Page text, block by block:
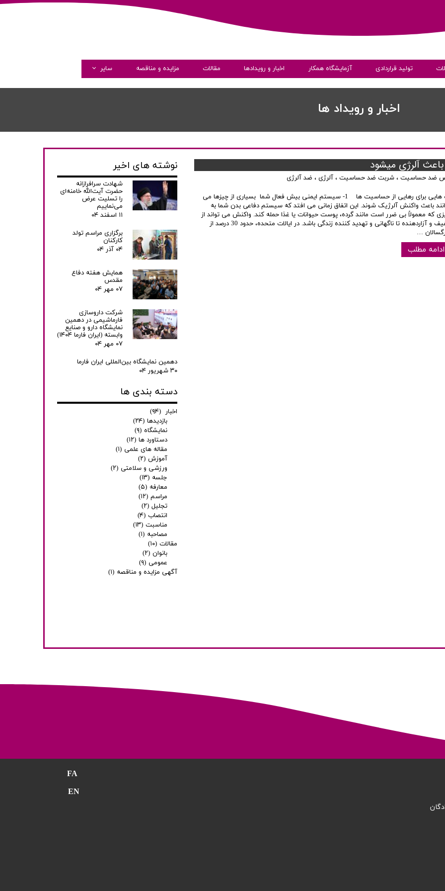
تولید قراردادی آزمایشگاه همکار اخبار و رویدادها مقالات مزایده و مناقصه سایر
اخبار و رویداد ها
ضد حساسیت ،شربت ضد حساسیت ،آلرژی ، ضد آلرژی
راه هایی برای رهایی از حساسیت ها 1- سیستم ایمنی بیش فعال شما بسیاری از چیزها می
باعث واکنش آلرژیک شوند. این اتفاق زمانی می افتد که سیستم دفاعی بدن شما به
که معمولاً بی ضرر است مانند گرده، پوست حیوانات یا غذا حمله کند. واکنش می تواند از
خفیف و آزاردهنده تا ناگهانی و تهدید کننده زندگی باشد. در ایالات متحده، حدود 30 درصد از
…
ادامه مطلب
نوشته های اخیر
شهادت سرافرازانه
حضرت آیت‌الله خامنه‌ای
را تسلیت عرض
می‌نماییم
۱۱ اسفند ۰۴
برگزاری مراسم تولد
کارکنان
۰۴ آذر ۰۴
همایش هفته دفاع
مقدس
۰۷ مهر ۰۴
شرکت داروسازی
فارماشیمی در دهمین
نمایشگاه دارو و صنایع
وابسته (ایران فارما ۱۴۰۴)
۰۷ مهر ۰۴
دهمین نمایشگاه بین‌المللی ایران فارما
۳۰ شهریور ۰۴
دسته بندی ها
اخبار (۹۴)
بازدیدها (۲۴)
نمایشگاه (۹)
دستاورد ها (۱۲)
مقاله های علمی (۱)
آموزش (۲)
ورزشی و سلامتی (۲)
جلسه (۱۳)
معارفه (۵)
مراسم (۱۲)
تجلیل (۲)
انتصاب (۴)
مناسبت (۱۳)
مصاحبه (۱)
مقالات (۱۰)
بانوان (۲)
عمومی (۹)
آگهی مزایده و مناقصه (۱)
FA